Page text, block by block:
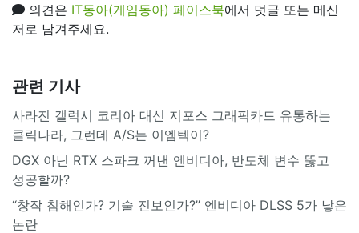
의견은 IT동아(게임동아) 페이스북에서 덧글 또는 메신
저로 남겨주세요.
관련 기사
사라진 갤럭시 코리아 대신 지포스 그래픽카드 유통하는
클릭나라, 그런데 A/S는 이엠텍이?
DGX 아닌 RTX 스파크 꺼낸 엔비디아, 반도체 변수 뚫고
성공할까?
“창작 침해인가? 기술 진보인가?” 엔비디아 DLSS 5가 낳은
논란